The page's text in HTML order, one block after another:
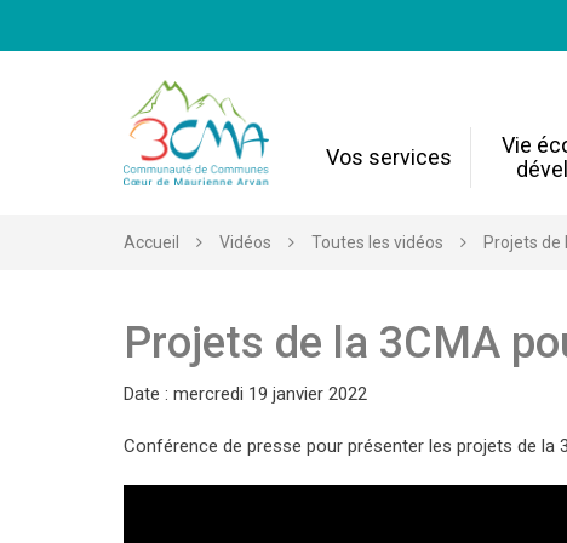
Vos services
Vie
Accueil Vidéos Toutes les vidéos Projets de
Projets de la 3CMA
Date : mercredi 19 janvier 2022
Conférence de presse pour présenter les projets de la